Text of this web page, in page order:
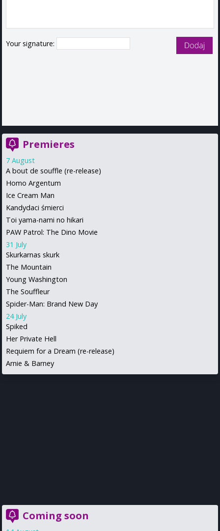
Your signature:
Premieres
7 August
A bout de souffle (re-release)
Homo Argentum
Ice Cream Man
Kandydaci śmierci
Toi yama-nami no hikari
PAW Patrol: The Dino Movie
31 July
Skurkarnas skurk
The Mountain
Young Washington
The Souffleur
Spider-Man: Brand New Day
24 July
Spiked
Her Private Hell
Requiem for a Dream (re-release)
Arnie & Barney
Coming soon